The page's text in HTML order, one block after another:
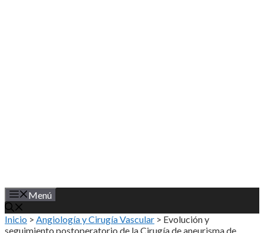
Menú
Inicio > Angiología y Cirugía Vascular > Evolución y
seguimiento postoperatorio de la Cirugía de aneurisma de